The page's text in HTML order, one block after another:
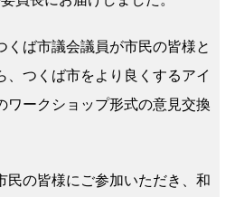
くば市議会議員が市民の皆様と
、つくば市をより良くするアイ
ワークショップ形式の意見交換
民の皆様にご参加いただき、和